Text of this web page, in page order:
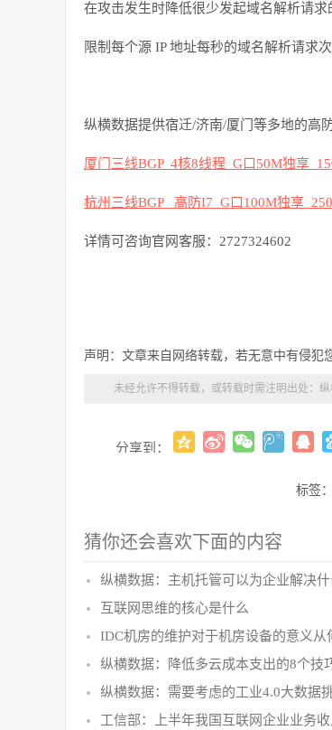
在攻击发生时降低很少发起域名解析请求
限制每个源 IP地址每秒的域名解析请求
纵横数据提供宿迁/济南/厦门等多地的高
厦门三线BGP 4核8线程 G口50M独享
杭州三线BGP 高防I7 G口100M独享
详情可咨询官网客服：2727324602
声明：文章来自网络转载，若无意中有侵犯
未经允许不得转载，或转载时需注明出处： 纵
分享到：
标签：
猜你还会喜欢下面的内容
纵横数据：主机托管可以为企业解决什
互联网思维的核心是什么
IDC机房的维护对于机房设备的意义从
纵横数据：降低多云成本支出的8个技
纵横数据：需要考虑的工业4.0大数据
工信部：上半年我国互联网企业业务